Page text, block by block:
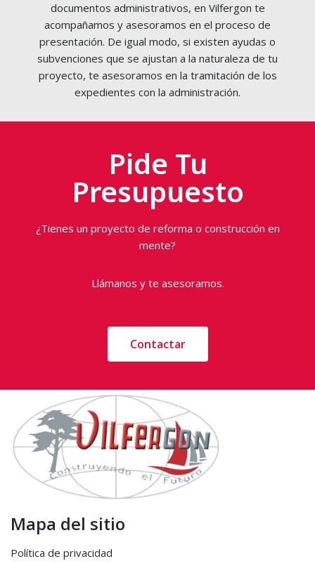
documentos administrativos, en Vilfergon te
acompañamos y asesoramos en el proceso de
presentación. De igual modo, si existen ayudas o
subvenciones que se ajustan a la naturaleza de tu
proyecto, te asesoramos en la tramitación de los
expedientes con la administración.
Pide Tu
Presupuesto
¿Tienes un proyecto de reforma o construcción en
mente?
Llámanos y te asesoramos.
Contactar
Mapa del sitio
Política de privacidad